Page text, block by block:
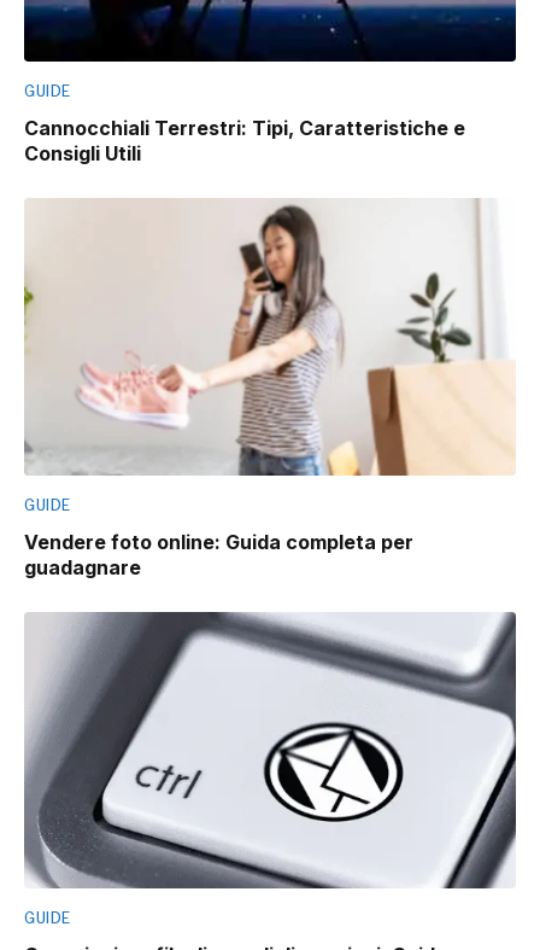
GUIDE
Cannocchiali Terrestri: Tipi, Caratteristiche e
Consigli Utili
GUIDE
Vendere foto online: Guida completa per
guadagnare
GUIDE